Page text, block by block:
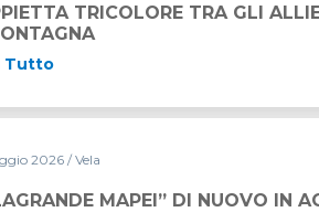
TRICOLORE TRA GLI
Tutto
NUOVO IN ACQUA CON UNA NUOVA
2026/ Vela
MAPEI” DI NUOVO IN